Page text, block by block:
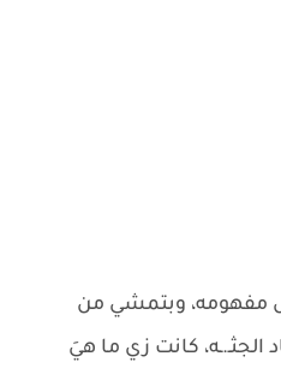
مفهومه، وبتمشي من
كانت زي ما هيَ